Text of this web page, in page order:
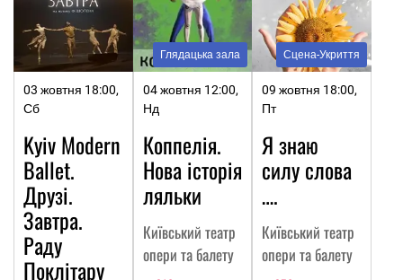
03 жовтня 18:00,
Сб
Kyiv Modern
Ballet.
Друзі.
Завтра.
Раду
Поклітару
Глядацька зала
04 жовтня 12:00,
Нд
Коппелія.
Нова історія
ляльки
Київський театр
опери та балету
Сцена-Укриття
09 жовтня 18:00,
Пт
Я знаю
силу слова
….
Київський театр
опери та балету